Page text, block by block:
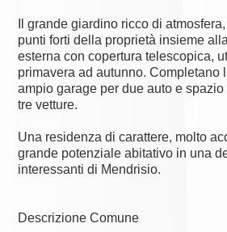
Il grande giardino ricco di
punti forti della proprietà insieme
esterna con copertura telescopica,
primavera ad autunno. Completano
ampio garage per due auto e
tre vetture.
Una residenza di carattere, molto
grande potenziale abitativo in una
interessanti di Mendrisio.
Descrizione Comune